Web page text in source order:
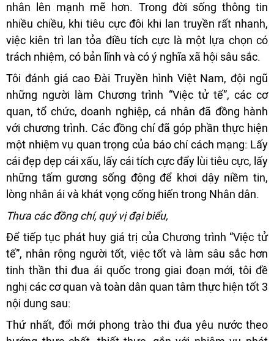
nhân lên mạnh mẽ hơn. Trong đời sống thông tin
nhiều chiều, khi tiêu cực đôi khi lan truyền rất nhanh,
việc kiên trì lan tỏa điều tích cực là một lựa chọn có
trách nhiệm, có bản lĩnh và có ý nghĩa xã hội sâu sắc.
Tôi đánh giá cao Đài Truyền hình Việt Nam, đội ngũ
những người làm Chương trình “Việc tử tế”, các cơ
quan, tổ chức, doanh nghiệp, cá nhân đã đồng hành
với chương trình. Các đồng chí đã góp phần thực hiện
một nhiệm vụ quan trọng của báo chí cách mạng: Lấy
cái đẹp dẹp cái xấu, lấy cái tích cực đẩy lùi tiêu cực, lấy
những tấm gương sống động để khơi dậy niềm tin,
lòng nhân ái và khát vọng cống hiến trong Nhân dân.
Thưa các đồng chí, quý vị đại biểu,
Để tiếp tục phát huy giá trị của Chương trình “Việc tử
tế”, nhân rộng người tốt, việc tốt và làm sâu sắc hơn
tinh thần thi đua ái quốc trong giai đoạn mới, tôi đề
nghị các cơ quan và toàn dân quan tâm thực hiện tốt 3
nội dung sau:
Thứ nhất, đổi mới phong trào thi đua yêu nước theo